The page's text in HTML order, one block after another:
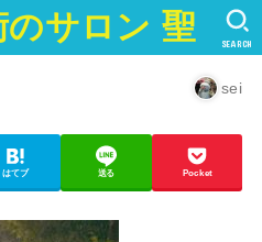
サロン 聖 SEARCH
sei
はてブ 送る Pocket